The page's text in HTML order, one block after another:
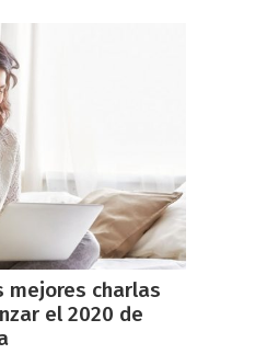
mejores charlas
el 2020 de